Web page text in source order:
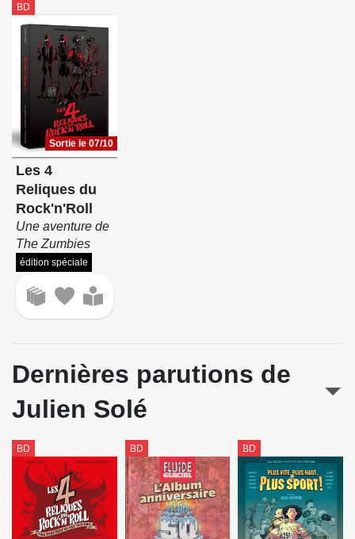
BD
Sortie le 07/10
Les 4
Reliques du
Rock'n'Roll
Une aventure de
The Zumbies
édition spéciale
Dernières parutions de
Julien Solé
BD BD BD